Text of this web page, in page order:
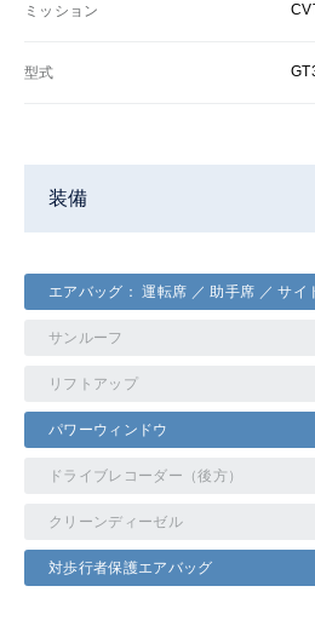
ミッション
型式
装備
エアバッグ： 運転席 ／ 助手席 ／ サイ
サンルーフ
リフトアップ
パワーウィンドウ
ドライブレコーダー（後方）
クリーンディーゼル
対歩行者保護エアバッグ